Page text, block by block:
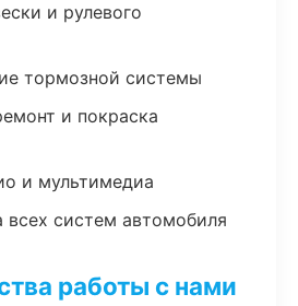
и рулевого
тормозной системы
и покраска
и мультимедиа
всех систем автомобиля
работы с нами